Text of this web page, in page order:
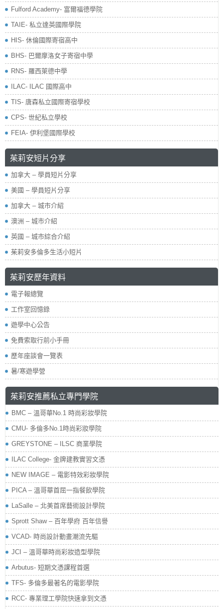
​Fulford Academy- 富爾福德學院
TAIE- 私立達英國際學院
HIS- 休倫國際寄宿高中
BHS- 巴爾摩洛女子寄宿中學
RNS- 羅西萊德中學
ILAC- ILAC 國際高中
TIS- 唐森私立國際寄宿學校
CPS- 世紀私立學校
FEIA- 伊利堡國際學校
茱莉安短片分享
加拿大 – 學員短片分享
美國 – 學員短片分享
加拿大 – 城市介紹
澳洲 – 城市介紹
英國 – 城市綜合介紹
茱莉安多倫多生活小短片
茱莉安歷年資料
電子報總覽
工作室回憶錄
遊學中心公告
免費索取行前小手冊
歷年座談會一覽表
暑/寒遊學營
茱莉安推薦私立專門學院
BMC – 溫哥華No.1 時尚彩妝學院
CMU- 多倫多No.1時尚彩妝學院
GREYSTONE – ILSC 商業學院
ILAC College- 金牌建教實習文憑
NEW IMAGE – 電影特效彩妝學院
PICA – 溫哥華首屈一指餐飲學院
LaSalle – 北美首席藝術設計學院
Sprott Shaw – 百年學府 百年信譽
VCAD- 時尚設計動畫潮流先驅
JCI – 溫哥華時尚彩妝造型學院
Arbutus- 短期文憑課程首選
TFS- 多倫多最著名的電影學院
RCC- 專業理工學院快速拿到文憑